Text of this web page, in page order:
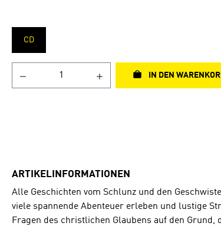
CD
IN DEN
ARTIKELINFORMATIONEN
Alle Geschichten vom Schlunz und den
viele spannende Abenteuer erleben und lustige
Fragen des christlichen Glaubens auf den